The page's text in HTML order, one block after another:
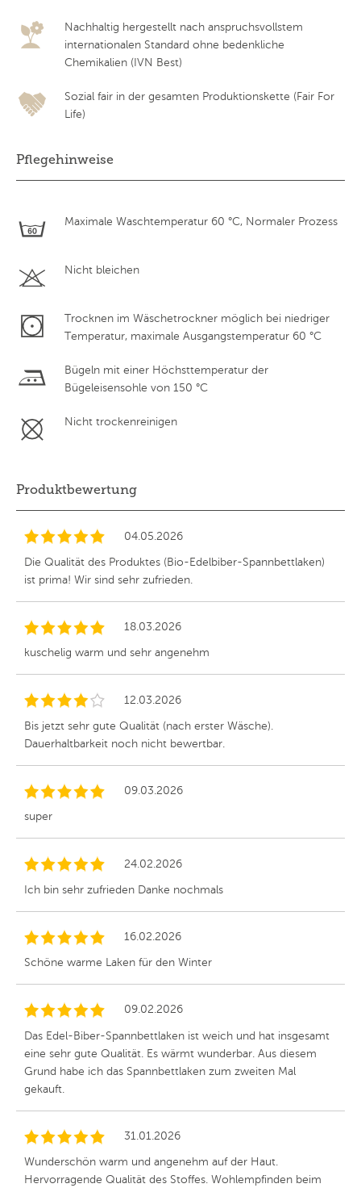
Nachhaltig hergestellt nach anspruchsvollstem
internationalen Standard ohne bedenkliche
Chemikalien (IVN Best)
Sozial fair in der gesamten Produktionskette (Fair For
Life)
Pflegehinweise
Maximale Waschtemperatur 60 °C, Normaler Prozess
Nicht bleichen
Trocknen im Wäschetrockner möglich bei niedriger
Temperatur, maximale Ausgangstemperatur 60 °C
Bügeln mit einer Höchsttemperatur der
Bügeleisensohle von 150 °C
Nicht trockenreinigen
Produktbewertung
04.05.2026
Die Qualität des Produktes (Bio-Edelbiber-Spannbettlaken)
ist prima! Wir sind sehr zufrieden.
18.03.2026
kuschelig warm und sehr angenehm
12.03.2026
Bis jetzt sehr gute Qualität (nach erster Wäsche).
Dauerhaltbarkeit noch nicht bewertbar.
09.03.2026
super
24.02.2026
Ich bin sehr zufrieden Danke nochmals
16.02.2026
Schöne warme Laken für den Winter
09.02.2026
Das Edel-Biber-Spannbettlaken ist weich und hat insgesamt
eine sehr gute Qualität. Es wärmt wunderbar. Aus diesem
Grund habe ich das Spannbettlaken zum zweiten Mal
gekauft.
31.01.2026
Wunderschön warm und angenehm auf der Haut.
Hervorragende Qualität des Stoffes. Wohlempfinden beim